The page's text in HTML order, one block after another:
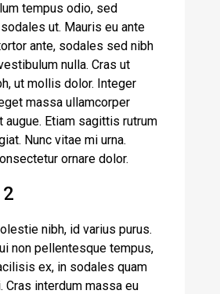
tempus odio, sed
ut. Mauris eu ante
ante, sodales sed nibh
nulla. Cras ut
ut mollis dolor. Integer
massa ullamcorper
augue. Etiam sagittis rutrum
Nunc vitae mi urna.
ornare dolor.
nibh, id varius purus.
non pellentesque tempus,
ex, in sodales quam
Cras interdum massa eu